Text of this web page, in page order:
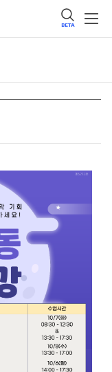
BETA